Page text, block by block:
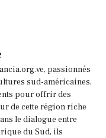
passionnés
sud-américaines,
pour offrir des
de cette région riche
le dialogue entre
du Sud, ils